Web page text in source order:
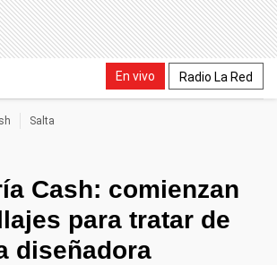
En vivo Radio La Red
Salta
Cash: comienzan
para tratar de
diseñadora